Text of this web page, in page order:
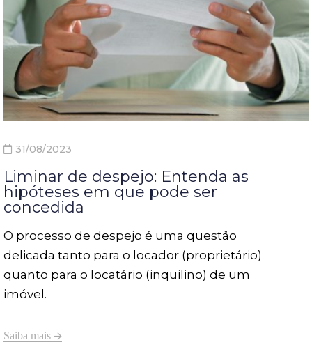
31/08/2023
Liminar de despejo: Entenda as
hipóteses em que pode ser
concedida
O processo de despejo é uma questão
delicada tanto para o locador (proprietário)
quanto para o locatário (inquilino) de um
imóvel.
Saiba mais